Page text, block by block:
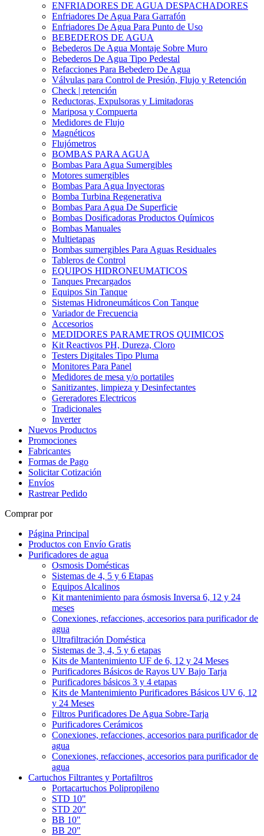
ENFRIADORES DE AGUA DESPACHADORES
Enfriadores De Agua Para Garrafón
Enfriadores De Agua Para Punto de Uso
BEBEDEROS DE AGUA
Bebederos De Agua Montaje Sobre Muro
Bebederos De Agua Tipo Pedestal
Refacciones Para Bebedero De Agua
Válvulas para Control de Presión, Flujo y Retención
Check | retención
Reductoras, Expulsoras y Limitadoras
Mariposa y Compuerta
Medidores de Flujo
Magnéticos
Flujómetros
BOMBAS PARA AGUA
Bombas Para Agua Sumergibles
Motores sumergibles
Bombas Para Agua Inyectoras
Bomba Turbina Regenerativa
Bombas Para Agua De Superficie
Bombas Dosificadoras Productos Químicos
Bombas Manuales
Multietapas
Bombas sumergibles Para Aguas Residuales
Tableros de Control
EQUIPOS HIDRONEUMATICOS
Tanques Precargados
Equipos Sin Tanque
Sistemas Hidroneumáticos Con Tanque
Variador de Frecuencia
Accesorios
MEDIDORES PARAMETROS QUIMICOS
Kit Reactivos PH, Dureza, Cloro
Testers Digitales Tipo Pluma
Monitores Para Panel
Medidores de mesa y/o portatiles
Sanitizantes, limpieza y Desinfectantes
Gereradores Electricos
Tradicionales
Inverter
Nuevos Productos
Promociones
Fabricantes
Formas de Pago
Solicitar Cotización
Envíos
Rastrear Pedido
Comprar por
Página Principal
Productos con Envío Gratis
Purificadores de agua
Osmosis Domésticas
Sistemas de 4, 5 y 6 Etapas
Equipos Alcalinos
Kit mantenimiento para ósmosis Inversa 6, 12 y 24
meses
Conexiones, refacciones, accesorios para purificador de
agua
Ultrafiltración Doméstica
Sistemas de 3, 4, 5 y 6 etapas
Kits de Mantenimiento UF de 6, 12 y 24 Meses
Purificadores Básicos de Rayos UV Bajo Tarja
Purificadores básicos 3 y 4 etapas
Kits de Mantenimiento Purificadores Básicos UV 6, 12
y 24 Meses
Filtros Purificadores De Agua Sobre-Tarja
Purificadores Cerámicos
Conexiones, refacciones, accesorios para purificador de
agua
Conexiones, refacciones, accesorios para purificador de
agua
Cartuchos Filtrantes y Portafiltros
Portacartuchos Polipropileno
STD 10"
STD 20"
BB 10"
BB 20"